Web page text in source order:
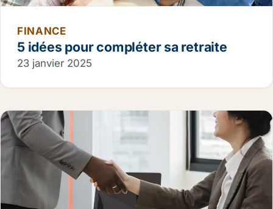
FINANCE
5 idées pour compléter sa retraite
23 janvier 2025